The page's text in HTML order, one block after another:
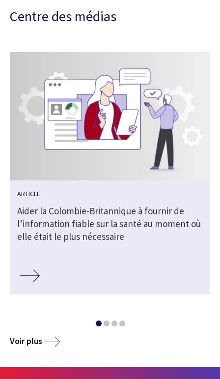
Centre des médias
ARTICLE
Aider la Colombie-Britannique à fournir de
l’information fiable sur la santé au moment où
elle était le plus nécessaire
Voir plus